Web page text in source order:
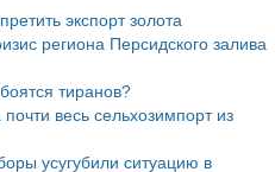
экспорт золота
региона Персидского залива
тиранов?
весь сельхозимпорт из
усугубили ситуацию в